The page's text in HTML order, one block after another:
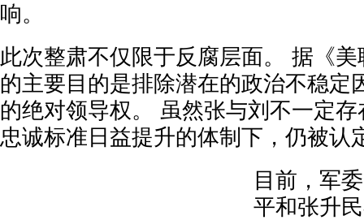
响。
此次整肃不仅限于反腐层面。 据《
的主要目的是排除潜在的政治不稳定
的绝对领导权。 虽然张与刘不一定
忠诚标准日益提升的体制下，仍被认
目前，军
平和张升